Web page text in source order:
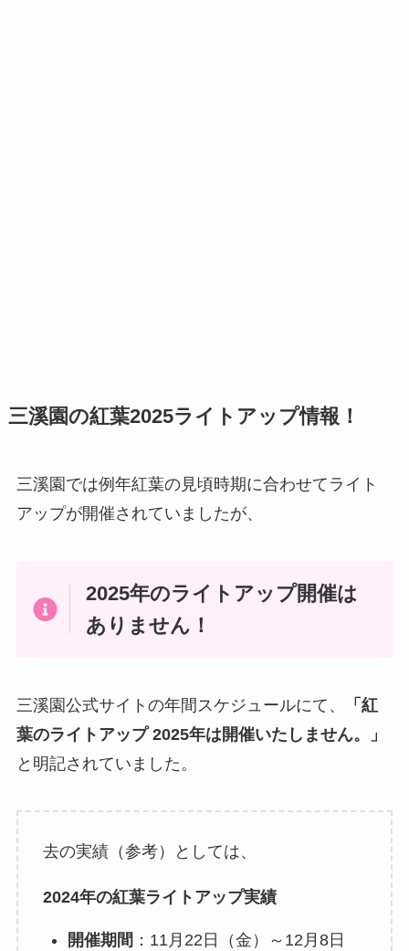
三溪園の紅葉2025ライトアップ情報！
三溪園では例年紅葉の見頃時期に合わせてライト
アップが開催されていましたが、
2025年のライトアップ開催は
ありません！
三溪園公式サイトの年間スケジュールにて、
「紅
葉のライトアップ 2025年は開催いたしません。」
と明記されていました。
去の実績（参考）としては、
2024年の紅葉ライトアップ実績
開催期間 ：11月22日（金）～12月8日